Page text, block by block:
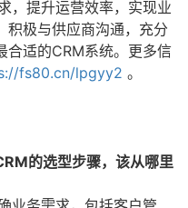
，提升运营效率，实现业
积极与供应商沟通，充分
合适的CRM系统。更多信
fs80.cn/lpgyy2 。
的选型步骤，该从哪里